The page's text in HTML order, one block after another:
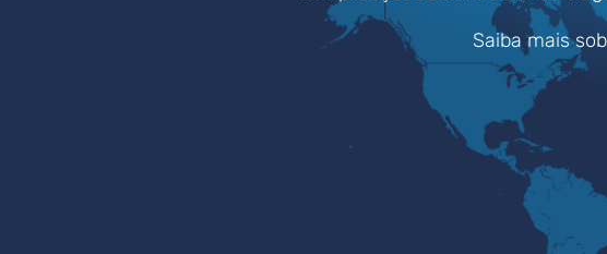
Saiba mais